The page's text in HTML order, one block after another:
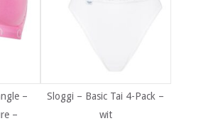
–
–
Sloggi – Basic Tai 4-Pack –
wit